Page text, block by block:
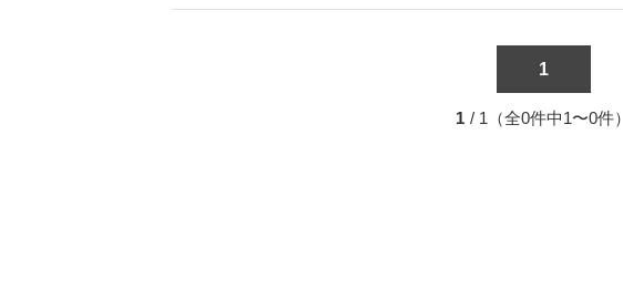
1
1 / 1（全0件中1〜0件）